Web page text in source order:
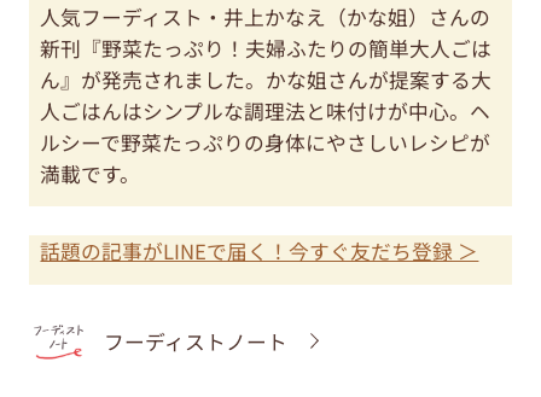
人気フーディスト・井上かなえ（かな姐）さんの
新刊『野菜たっぷり！夫婦ふたりの簡単大人ごは
ん』が発売されました。かな姐さんが提案する大
人ごはんはシンプルな調理法と味付けが中心。ヘ
ルシーで野菜たっぷりの身体にやさしいレシピが
満載です。
話題の記事がLINEで届く！今すぐ友だち登録 ＞
フーディストノート